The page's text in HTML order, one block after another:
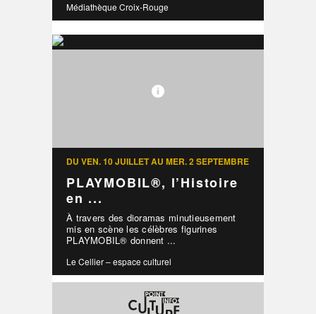
Médiathèque Croix-Rouge
DU VEN. 10 JUILLET AU MER. 2 SEPTEMBRE
PLAYMOBIL®, l’Histoire
en ...
À travers des dioramas minutieusement
mis en scène les célèbres figurines
PLAYMOBIL® donnent ...
Le Cellier – espace culturel